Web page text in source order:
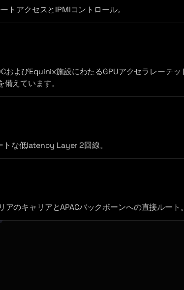
アクセスとIPMIコントロール。
およびEquinix施設にわたるGPUアクセラレーテ
えています。
な低latency Layer 2回線。
のキャリアとAPACバックボーンへの直接ルート。